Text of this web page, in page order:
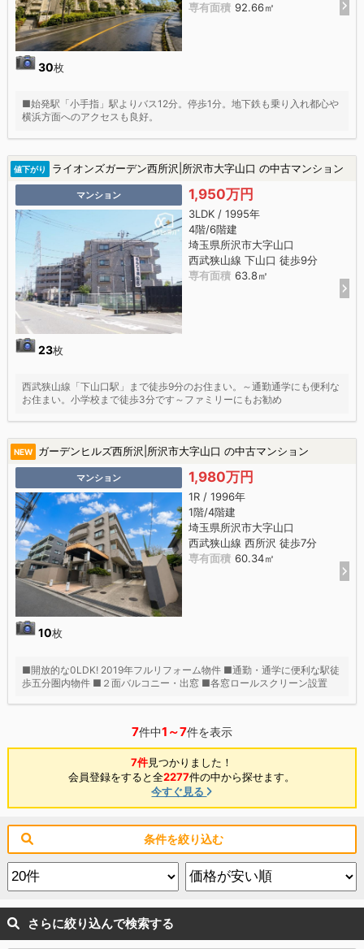
30枚
専有面積 92.66㎡
■始発駅「小手指」駅よりバス12分。停歩1分。地下鉄も乗り入れ都心や
横浜方面へのアクセスも良好。
値下がり ライオンズガーデン西所沢|所沢市大字山口 の中古マンション
マンション
23枚
1,950万円
3LDK / 1995年
4階/6階建
埼玉県所沢市大字山口
西武狭山線 下山口 徒歩9分
専有面積 63.8㎡
西武狭山線「下山口駅」まで徒歩9分のお住まい。～通勤通学にも便利な
お住まい。小学校まで徒歩3分です～ファミリーにもお勧め
NEW ガーデンヒルズ西所沢|所沢市大字山口 の中古マンション
マンション
10枚
1,980万円
1R / 1996年
1階/4階建
埼玉県所沢市大字山口
西武狭山線 西所沢 徒歩7分
専有面積 60.34㎡
■開放的な0LDK! 2019年フルリフォーム物件 ■通勤・通学に便利な駅徒
歩五分圏内物件 ■２面バルコニー・出窓 ■各窓ロールスクリーン設置
7件中1～7件を表示
7件見つかりました！
会員登録をすると全2277件の中から探せます。
今すぐ見る
条件を絞り込む
さらに絞り込んで検索する